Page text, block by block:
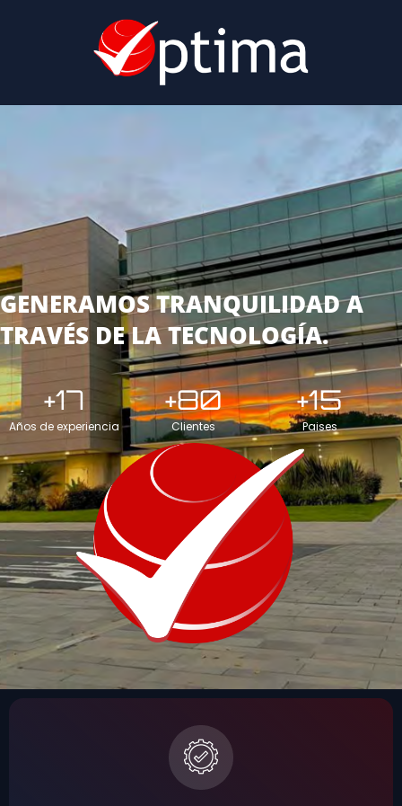
GENERAMOS TRANQUILIDAD A
TRAVÉS DE LA TECNOLOGÍA.
Años de experiencia
+17
Clientes
+80
Paises
+15